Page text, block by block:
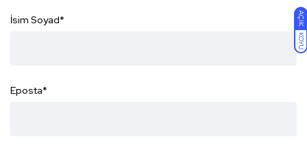
AÇIK
KOYU
İsim Soyad*
Eposta*